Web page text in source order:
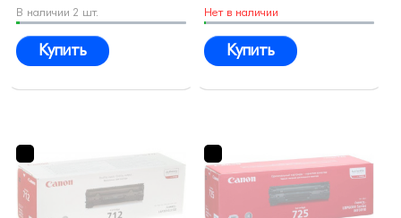
В наличии 2 шт.
Купить
Нет в наличии
Купить